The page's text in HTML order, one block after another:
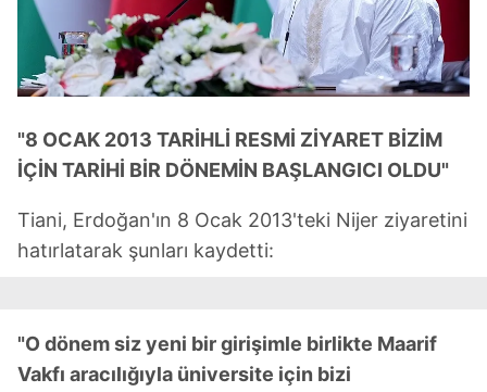
"8 OCAK 2013 TARİHLİ RESMİ ZİYARET BİZİM
İÇİN TARİHİ BİR DÖNEMİN BAŞLANGICI OLDU"
Tiani, Erdoğan'ın 8 Ocak 2013'teki Nijer ziyaretini
hatırlatarak şunları kaydetti:
"O dönem siz yeni bir girişimle birlikte Maarif
Vakfı aracılığıyla üniversite için bizi